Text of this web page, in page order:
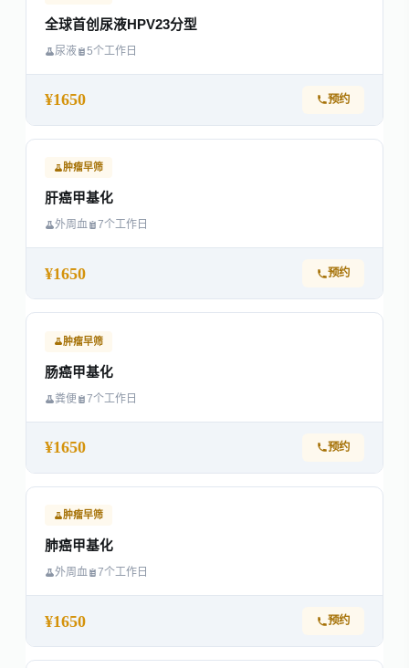
全球首创尿液HPV23分型
尿液 5个工作日
¥1650 预约
肿瘤早筛
肝癌甲基化
外周血 7个工作日
¥1650 预约
肿瘤早筛
肠癌甲基化
粪便 7个工作日
¥1650 预约
肿瘤早筛
肺癌甲基化
外周血 7个工作日
¥1650 预约